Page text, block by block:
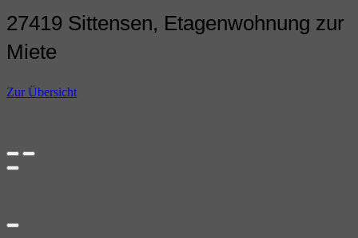
27419 Sittensen, Etagenwohnung zur
Miete
Zur Übersicht